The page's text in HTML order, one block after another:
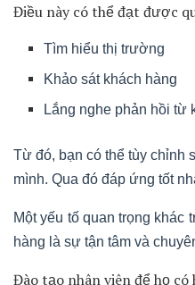
cầu khách hàng
Tăng cường sự hài
3. Những yếu tố sơ
khách hàng của bạn